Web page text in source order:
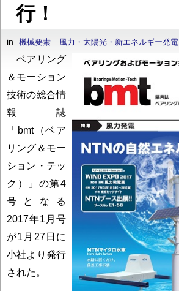
行！
in 機械要素 風力・太陽光・新エネルギー発電
ベアリング
＆モーション
技術の総合情
報誌
「bmt（ベア
リング＆モー
ション・テッ
ク）」の第4
号となる
2017年1月号
が1月27日に
小社より発行
された。